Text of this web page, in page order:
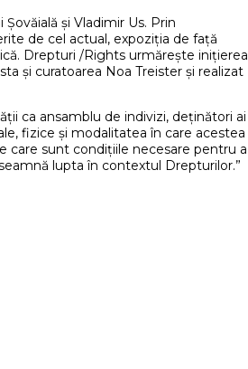
și Vladimir Us. Prin
de cel actual, expoziția de față
Drepturi /Rights urmărește inițierea
și curatoarea Noa Treister și realizat
ca ansamblu de indivizi, deținători ai
fizice și modalitatea în care acestea
care sunt condițiile necesare pentru a
lupta în contextul Drepturilor.”